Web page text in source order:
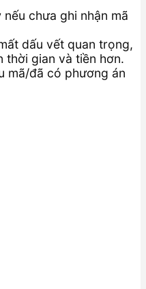
nếu chưa ghi nhận mã
dấu vết quan trọng,
thời gian và tiền hơn.
mã/đã có phương án